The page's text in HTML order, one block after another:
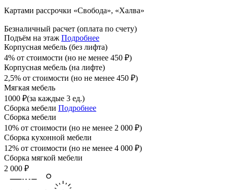
Картами рассрочки «Свобода», «Халва»
Безналичный расчет (оплата по счету)
Подъём на этаж Подробнее
Корпусная мебель (без лифта)
4% от стоимости (но не менее 450 ₽)
Корпусная мебель (на лифте)
2,5% от стоимости (но не менее 450 ₽)
Мягкая мебель
1000 ₽(за каждые 3 ед.)
Сборка мебели Подробнее
Сборка мебели
10% от стоимости (но не менее 2 000 ₽)
Сборка кухонной мебели
12% от стоимости (но не менее 4 000 ₽)
Сборка мягкой мебели
2 000 ₽